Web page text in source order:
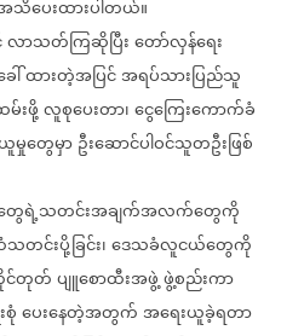
သိပေးထားပါတယ်။
လာသတ်ကြဆိုပြီးတော်လှန်ရေး
ါ်ထားတဲ့အပြင်အရပ်သားပြည်သူ
းဖို့လူစုပေးတာ၊ငွေကြေးကောက်ခံ
ယူမှုတွေမှာဦးဆောင်ပါဝင်သူတဦးဖြစ်
ေရဲ့သတင်းအချက်အလက်တွေကို
တင်းပို့ခြင်း၊ဒေသခံလူငယ်တွေကို
င်တုတ်ပျူစောထီးအဖွဲ့ဖွဲ့စည်းကာ
စုံပေးနေတဲ့အတွက်အရေးယူခဲ့ရတာ